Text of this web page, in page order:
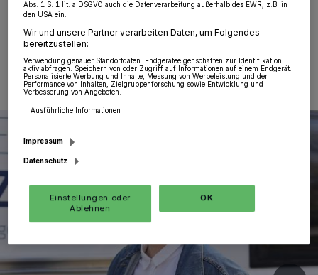
21.04.2022 , 16:08 Uhr
Abs. 1 S. 1 lit. a DSGVO auch die Datenverarbeitung außerhalb des EWR, z.B. in
den USA ein.
Wir und unsere Partner verarbeiten Daten, um Folgendes
bereitzustellen:
Verwendung genauer Standortdaten. Endgeräteeigenschaften zur Identifikation
aktiv abfragen. Speichern von oder Zugriff auf Informationen auf einem Endgerät.
Personalisierte Werbung und Inhalte, Messung von Werbeleistung und der
Performance von Inhalten, Zielgruppenforschung sowie Entwicklung und
Verbesserung von Angeboten.
Ausführliche Informationen
Impressum
Datenschutz
Einstellungen oder
Ablehnen
OK